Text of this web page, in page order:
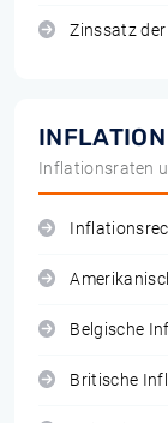
Zinssatz
INFLATION
Inflationsraten
Belgische
Britische